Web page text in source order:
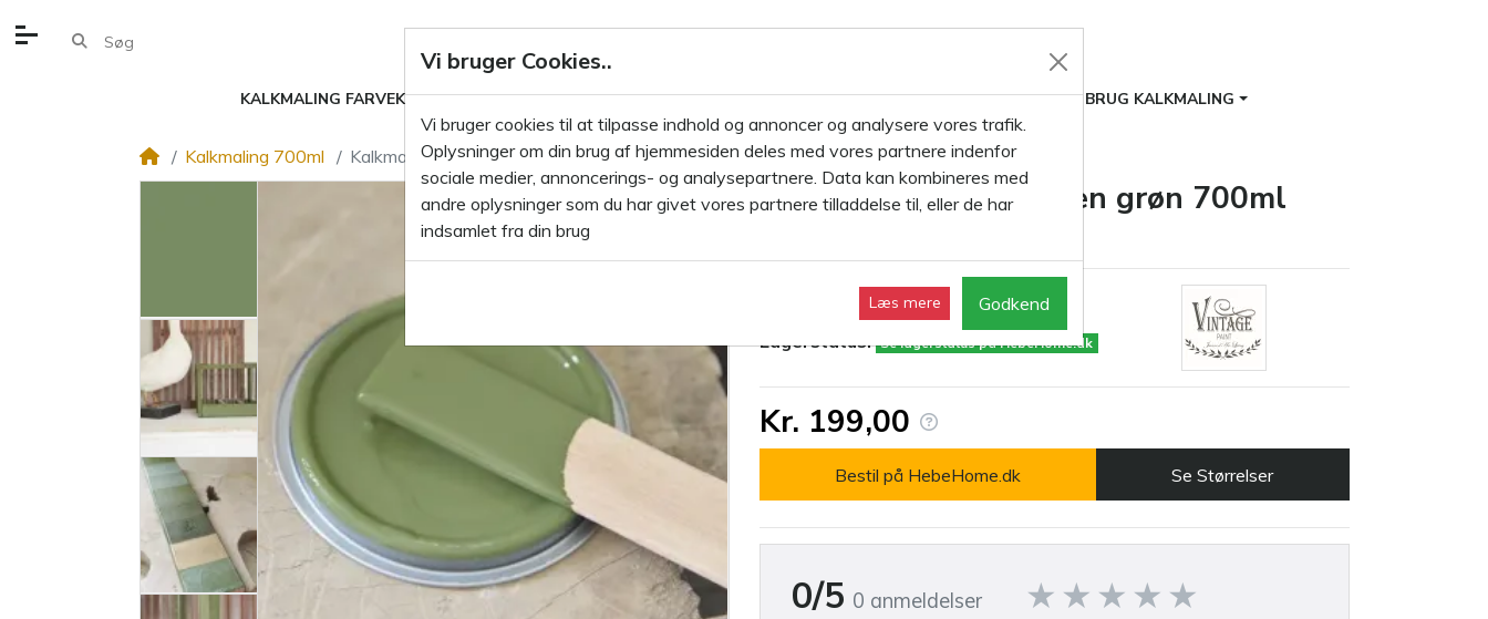
JDL Kalkmaling Vintage Paint
KALKMALING FARVEKORT KALKMALING 100ML KALKMALING 700ML KALKMALING 2,5 LITER BRUG KALKMALING
Kalkmaling 700ml Kalkmaling Olive Green grøn 700ml
Kalkmaling Olive Green grøn 700ml
JDL Kalkmaling
Lagerstatus: Se lagerstatus på HebeHome.dk
Kr. 199,00
Bestil på HebeHome.dk Se Størrelser
0/5 0 anmeldelser
Vi bruger Cookies..
Vi bruger cookies til at tilpasse indhold og annoncer og analysere vores trafik.
Oplysninger om din brug af hjemmesiden deles med vores partnere indenfor
sociale medier, annoncerings- og analysepartnere. Data kan kombineres med
andre oplysninger som du har givet vores partnere tilladdelse til, eller de har
indsamlet fra din brug
Læs mere Godkend